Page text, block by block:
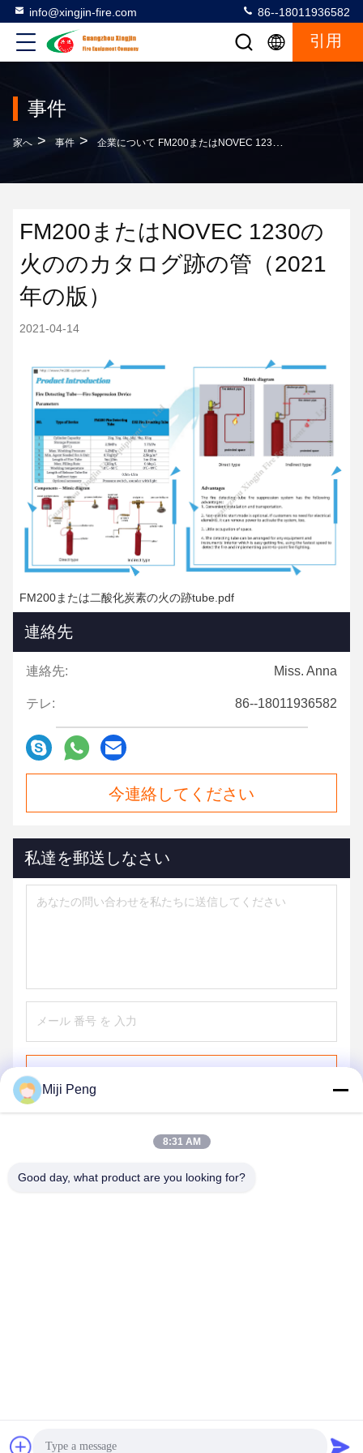
info@xingjin-fire.com 86--18011936582
引用
事件
家へ > 事件 > 企業について FM200またはNOVEC 1230の火ののカタログ跡の管（2021年の版）
FM200またはNOVEC 1230の
火ののカタログ跡の管（2021
年の版）
2021-04-14
FM200または二酸化炭素の火の跡tube.pdf
連絡先
連絡先: Miss. Anna
テレ: 86--18011936582
今連絡してください
私達を郵送しなさい
中国 良質 FM200 消火システム 提供者 著作権 2016-2026 Guangzhou Xingjin
Miji Peng
8:31 AM
Good day, what product are you looking for?